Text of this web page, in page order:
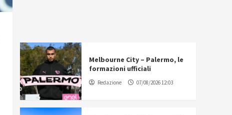
Melbourne City – Palermo, le
formazioni ufficiali
Redazione 07/08/2026 12:03